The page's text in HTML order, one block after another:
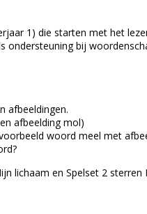
1) die starten met het
bij
afbeeldingen.
afbeelding mol)
woord meel met
lichaam en Spelset 2 sterren